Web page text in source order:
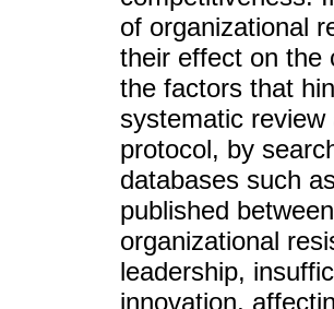
of organizational
their effect on the
the factors that
systematic
protocol, by
databases such
published
organizational
leadership,
innovation,